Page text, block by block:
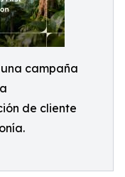
campaña
de cliente